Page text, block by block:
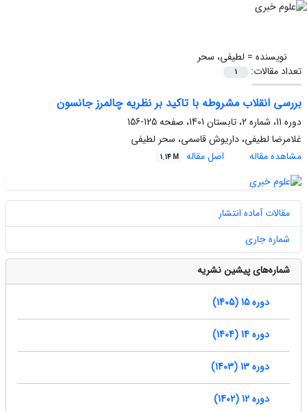
نویسنده = لطیفی، سحر
تعداد مقالات:
1
بررسی انقلاب مشروطه با تاکید بر نظریه چالمرز جانسون
دوره 11، شماره 2، تابستان 1401، صفحه
125-156
غلامرضا لطیفی، داریوش قاسمی، سحر لطیفی
مشاهده مقاله
اصل مقاله 1.14 M
مقالات آماده انتشار
شماره جاری
شماره‌های پیشین نشریه
دوره 15 (1405)
دوره 14 (1404)
دوره 13 (1403)
دوره 12 (1402)